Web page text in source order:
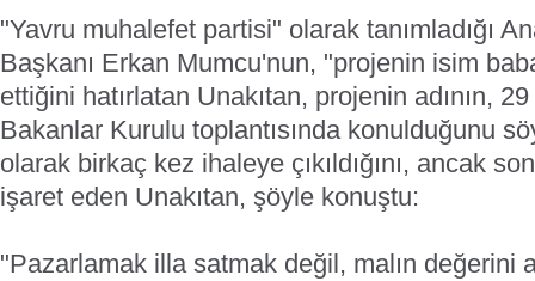
"Yavru muhalefet partisi" olarak tanımladığı
Başkanı Erkan Mumcu'nun, "projenin isim
ettiğini hatırlatan Unakıtan, projenin adının,
Bakanlar Kurulu toplantısında konulduğunu
olarak birkaç kez ihaleye çıkıldığını, ancak
işaret eden Unakıtan, şöyle konuştu:
"Pazarlamak illa satmak değil, malın değerini